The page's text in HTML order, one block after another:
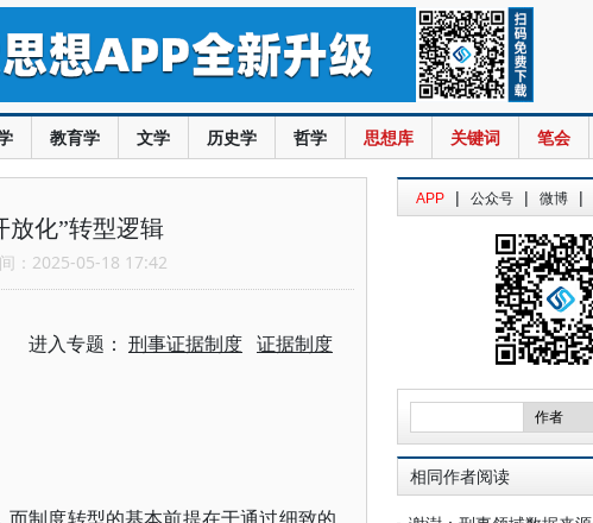
教育学 文学 历史学 哲学 思想库 关键词 笔会
放化”转型逻辑
：2025-05-18 17:42
进入专题： 刑事证据制度 证据制度
APP | 公众号 | 微博 |
相同作者阅读